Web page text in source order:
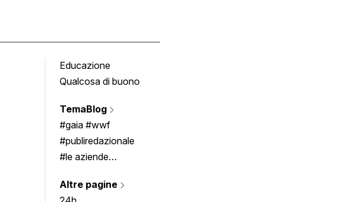
Educazione
Qualcosa di buono
TemaBlog
#gaia #wwf
#publiredazionale
#le aziende
Altre pagine